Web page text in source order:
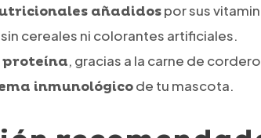
añadidospor sus
sin cereales ni colorantes artificiales.
proteína, gracias a la carne de
inmunológicode tu mascota.